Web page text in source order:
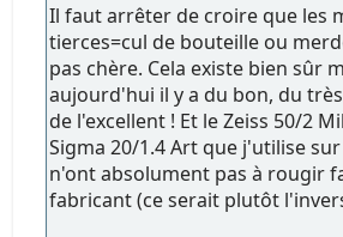
Il faut arrêter de croire que les
tierces=cul de bouteille ou
pas chère. Cela existe bien sûr
aujourd'hui il y a du bon, du
de l'excellent ! Et le Zeiss 50/2
Sigma 20/1.4 Art que j'utilise
n'ont absolument pas à rougir
fabricant (ce serait plutôt